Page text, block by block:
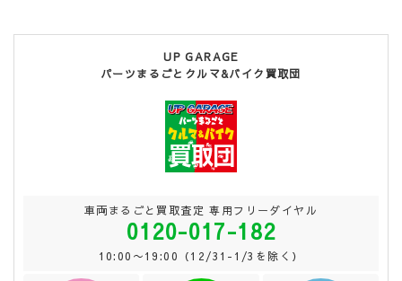
UP GARAGE
パーツまるごとクルマ&バイク買取団
車両まるごと買取査定 専用フリーダイヤル
0120-017-182
10:00〜19:00（12/31-1/3を除く）